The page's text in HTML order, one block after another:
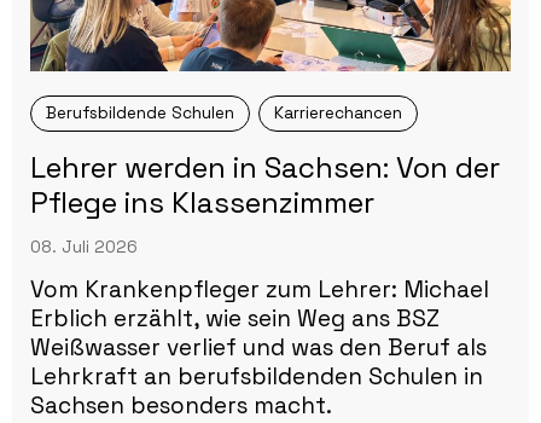
Berufsbildende Schulen Karrierechancen
Lehrer werden in Sachsen: Von der
Pflege ins Klassenzimmer
08. Juli 2026
Vom Krankenpfleger zum Lehrer: Michael
Erblich erzählt, wie sein Weg ans BSZ
Weißwasser verlief und was den Beruf als
Lehrkraft an berufsbildenden Schulen in
Sachsen besonders macht.